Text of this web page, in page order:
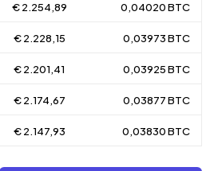
€ 2.254,89 0,04020 BTC
€ 2.228,15 0,03973 BTC
€ 2.201,41 0,03925 BTC
€ 2.174,67 0,03877 BTC
€ 2.147,93 0,03830 BTC